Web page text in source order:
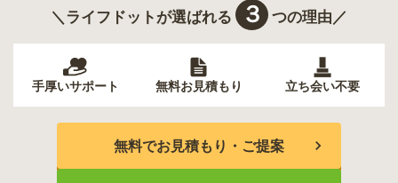
＼ライフドットが選ばれる ３ つの理由／
手厚いサポート 無料お見積もり 立ち会い不要
無料でお見積もり・ご提案